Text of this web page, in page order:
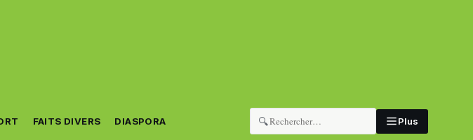
FAITS DIVERS DIASPORA 🔍 Plus